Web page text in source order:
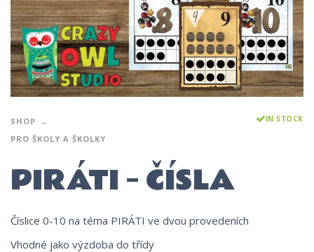
SHOP
PRO ŠKOLY A ŠKOLKY
IN STOCK
PIRÁTI – ČÍSLA
Číslice 0-10 na téma PIRÁTI ve dvou provedeních
Vhodné jako výzdoba do třídy